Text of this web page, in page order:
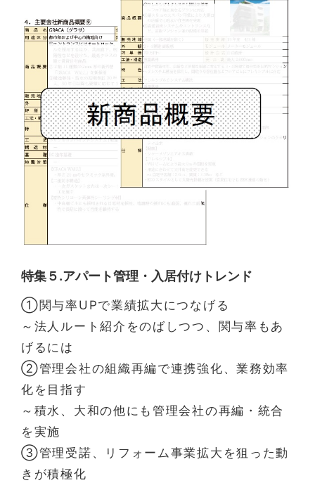
特集５.アパート管理・入居付けトレンド
①関与率UPで業績拡大につなげる
～法人ルート紹介をのばしつつ、関与率もあ
げるには
②管理会社の組織再編で連携強化、業務効率
化を目指す
～積水、大和の他にも管理会社の再編・統合
を実施
③管理受諾、リフォーム事業拡大を狙った動
きが積極化